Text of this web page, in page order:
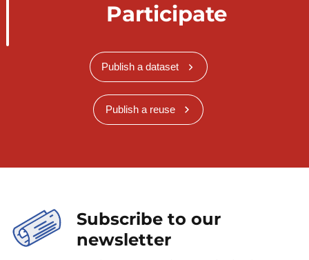
Participate
Publish a dataset
Publish a reuse
Subscribe to our
newsletter